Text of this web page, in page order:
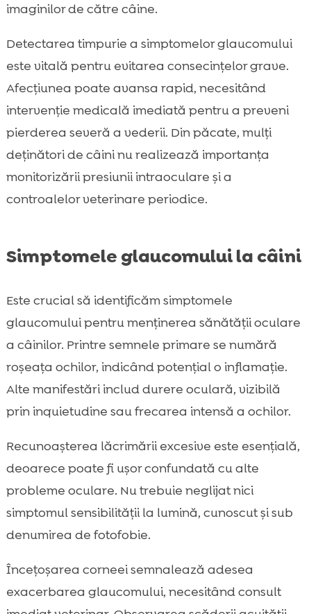
imaginilor de către câine.
Detectarea timpurie a simptomelor glaucomului
este vitală pentru evitarea consecințelor grave.
Afecțiunea poate avansa rapid, necesitând
intervenție medicală imediată pentru a preveni
pierderea severă a vederii. Din păcate, mulți
deținători de câini nu realizează importanța
monitorizării presiunii intraoculare și a
controalelor veterinare periodice.
Simptomele glaucomului la câini
Este crucial să identificăm simptomele
glaucomului pentru menținerea sănătății oculare
a câinilor. Printre semnele primare se numără
roșeața ochilor, indicând potențial o inflamație.
Alte manifestări includ durere oculară, vizibilă
prin inquietudine sau frecarea intensă a ochilor.
Recunoașterea lăcrimării excesive este esențială,
deoarece poate fi ușor confundată cu alte
probleme oculare. Nu trebuie neglijat nici
simptomul sensibilității la lumină, cunoscut și sub
denumirea de fotofobie.
Încețoșarea corneei semnalează adesea
exacerbarea glaucomului, necesitând consult